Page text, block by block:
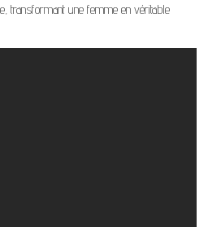
transformant une femme en véritable